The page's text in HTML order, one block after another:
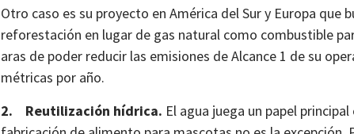
Otro caso es su proyecto en América del Sur y Europa que
reforestación en lugar de gas natural como combustible
aras de poder reducir las emisiones de Alcance 1 de su
métricas por año.
2.
Reutilización hídrica. El agua juega un papel